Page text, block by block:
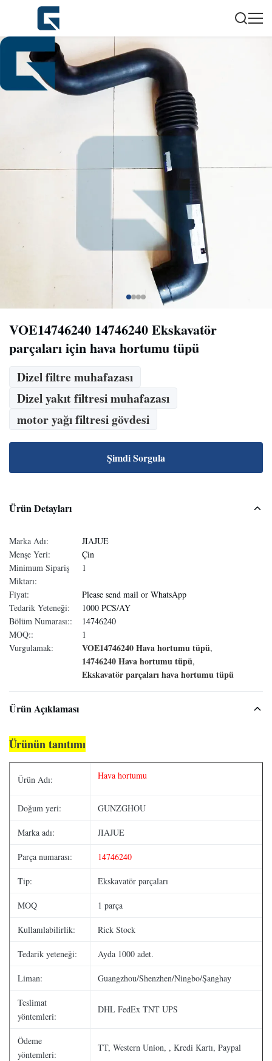
VOE14746240 14746240 Ekskavatör
parçaları için hava hortumu tüpü
Dizel filtre muhafazası
Dizel yakıt filtresi muhafazası
motor yağı filtresi gövdesi
Şimdi Sorgula
Ürün Detayları
Marka Adı:
JIAJUE
Menşe Yeri:
Çin
Minimum Sipariş
Miktarı:
1
Fiyat:
Please send mail or WhatsApp
Tedarik Yeteneği:
1000 PCS/AY
Bölüm Numarası::
14746240
MOQ::
1
Vurgulamak:
VOE14746240 Hava hortumu tüpü,
14746240 Hava hortumu tüpü,
Ekskavatör parçaları hava hortumu tüpü
Ürün Açıklaması
Ürünün tanıtımı
Ürün Adı: Hava hortumu
Doğum yeri: GUNZGHOU
Marka adı: JIAJUE
Parça numarası: 14746240
Tip: Ekskavatör parçaları
MOQ 1 parça
Kullanılabilirlik: Rick Stock
Tedarik yeteneği: Ayda 1000 adet.
Liman: Guangzhou/Shenzhen/Ningbo/Şanghay
Teslimat
yöntemleri:
DHL FedEx TNT UPS
Ödeme
yöntemleri:
TT, Western Union, , Kredi Kartı, Paypal